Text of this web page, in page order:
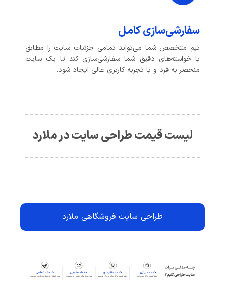
سفارشی‌سازی کامل
تیم متخصص شما می‌تواند تمامی جزئیات سایت را مطابق
با خواسته‌های دقیق شما سفارشی‌سازی کند تا یک سایت
منحصر به فرد و با تجربه کاربری عالی ایجاد شود.
لیست قیمت طراحی سایت در ملارد
طراحی سایت فروشگاهی ملارد